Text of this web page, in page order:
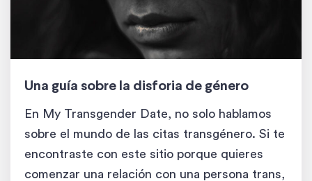
Una guía sobre la disforia de género
En My Transgender Date, no solo hablamos
sobre el mundo de las citas transgénero. Si te
encontraste con este sitio porque quieres
comenzar una relación con una persona trans,